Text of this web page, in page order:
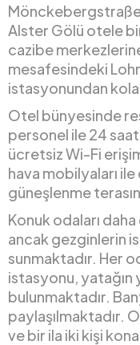
Alster Gölü otele
cazibe
mesafesindeki
istasyonundan
Otel bünyesinde
personel ile 24
ücretsiz Wi-Fi
hava mobilyaları
güneşlenme
Konuk odaları
ancak gezginlerin
sunmaktadır. Her
istasyonu, yatağın
bulunmaktadır.
paylaşılmaktadır.
ve bir ila iki kişi